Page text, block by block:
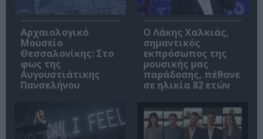
Αρχαιολογικό
Μουσείο
Θεσσαλονίκης: Στο
φως της
Αυγουστιάτικης
Πανσελήνου
Ο Λάκης Χαλκιάς,
σημαντικός
εκπρόσωπος της
μουσικής μας
παράδοσης, πέθανε
σε ηλικία 82 ετών